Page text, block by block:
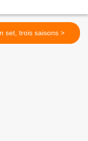
Un set, trois saisons >